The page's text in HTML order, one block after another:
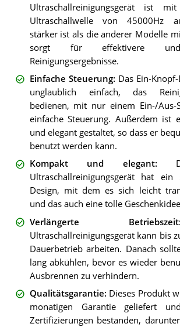
Ultraschallreinigungsgerät ist
Ultraschallwelle von 45000Hz
stärker ist als die anderer Modelle
sorgt für effektivere und
Reinigungsergebnisse.
Einfache Steuerung: Das Ein-
unglaublich einfach, das
bedienen, mit nur einem Ein-/Aus-
einfache Steuerung. Außerdem ist
und elegant gestaltet, so dass er
benutzt werden kann.
Kompakt und elegant:
Ultraschallreinigungsgerät hat ein
Design, mit dem es sich leicht
und das auch eine tolle
Verlängerte Betriebszeit
Ultraschallreinigungsgerät kann bis
Dauerbetrieb arbeiten. Danach
lang abkühlen, bevor es wieder
Ausbrennen zu verhindern.
Qualitätsgarantie: Dieses Produkt
monatigen Garantie geliefert
Zertifizierungen bestanden, darunter